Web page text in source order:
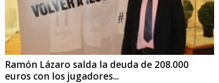
Ramón Lázaro salda la deuda de 208.000
euros con los jugadores...